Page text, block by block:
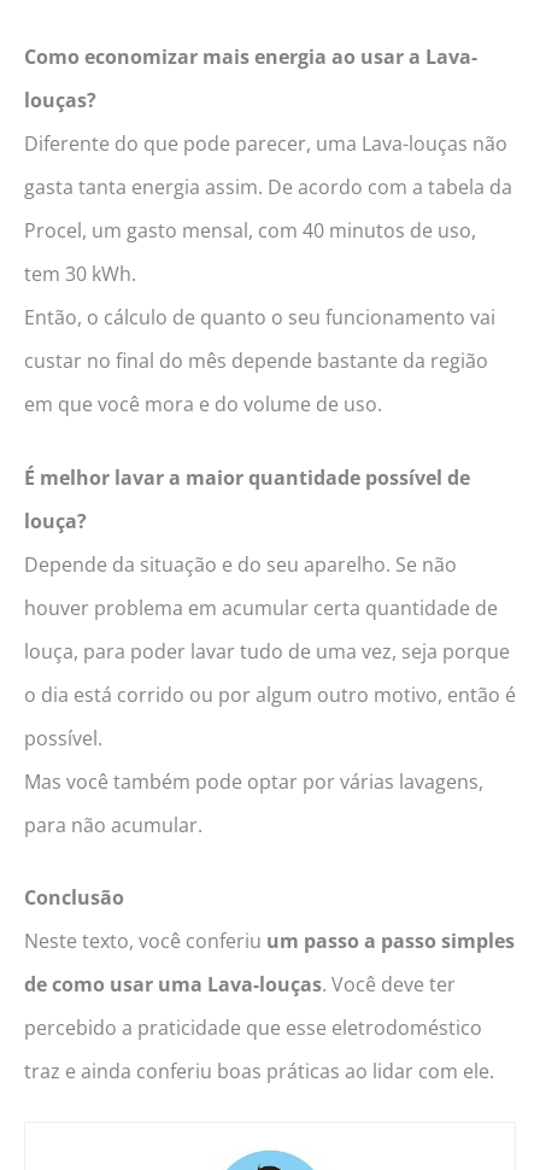
Como economizar mais energia ao usar a Lava-
louças?
Diferente do que pode parecer, uma Lava-louças não
gasta tanta energia assim. De acordo com a tabela da
Procel, um gasto mensal, com 40 minutos de uso,
tem 30 kWh.
Então, o cálculo de quanto o seu funcionamento vai
custar no final do mês depende bastante da região
em que você mora e do volume de uso.
É melhor lavar a maior quantidade possível de
louça?
Depende da situação e do seu aparelho. Se não
houver problema em acumular certa quantidade de
louça, para poder lavar tudo de uma vez, seja porque
o dia está corrido ou por algum outro motivo, então é
possível.
Mas você também pode optar por várias lavagens,
para não acumular.
Conclusão
Neste texto, você conferiu um passo a passo simples
de como usar uma Lava-louças. Você deve ter
percebido a praticidade que esse eletrodoméstico
traz e ainda conferiu boas práticas ao lidar com ele.